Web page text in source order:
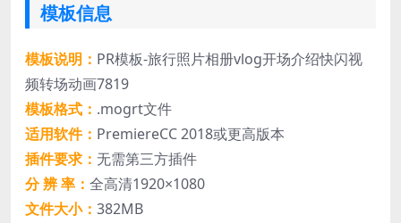
模板信息
模板说明： PR模板-旅行照片相册vlog开场介绍快闪视
频转场动画7819
模板格式： .mogrt文件
适用软件： PremiereCC 2018或更高版本
插件要求： 无需第三方插件
分 辨 率： 全高清1920×1080
文件大小： 382MB